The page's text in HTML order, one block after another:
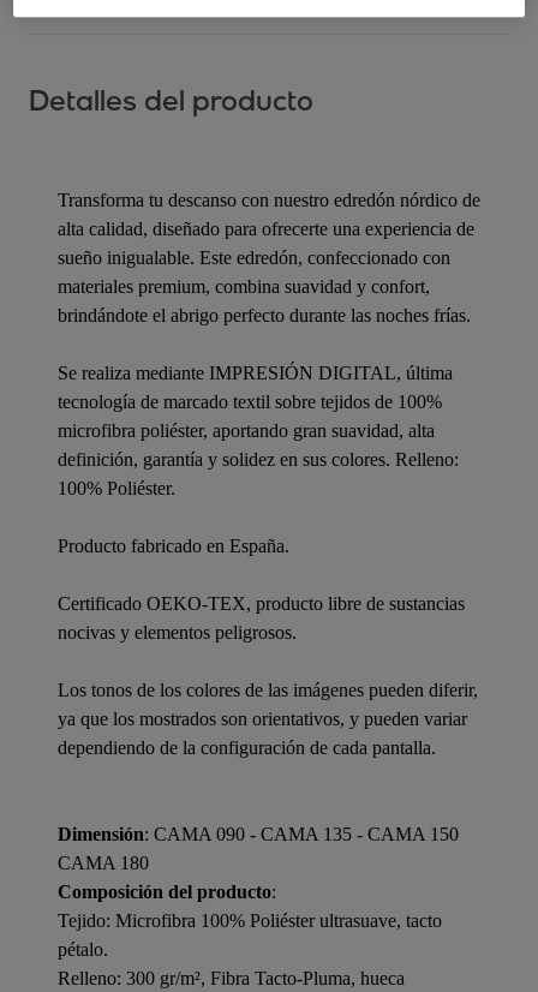
Detalles del producto
Transforma tu descanso con nuestro edredón nórdico de
alta calidad, diseñado para ofrecerte una experiencia de
sueño inigualable. Este edredón, confeccionado con
materiales premium, combina suavidad y confort,
brindándote el abrigo perfecto durante las noches frías.
Se realiza mediante IMPRESIÓN DIGITAL, última
tecnología de marcado textil sobre tejidos de 100%
microfibra poliéster, aportando gran suavidad, alta
definición, garantía y solidez en sus colores. Relleno:
100% Poliéster.
Producto fabricado en España.
Certificado OEKO-TEX, producto libre de sustancias
nocivas y elementos peligrosos.
Los tonos de los colores de las imágenes pueden diferir,
ya que los mostrados son orientativos, y pueden variar
dependiendo de la configuración de cada pantalla.
Dimensión: CAMA 090 - CAMA 135 - CAMA 150 
CAMA 180
Composición del producto:
Tejido: Microfibra 100% Poliéster ultrasuave, tacto
pétalo.
Relleno: 300 gr/m², Fibra Tacto-Pluma, hueca